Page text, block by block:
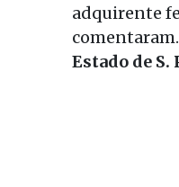
adquirente
Estado de S.